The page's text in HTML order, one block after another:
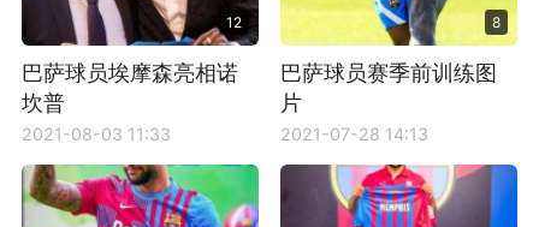
12
巴萨球员埃摩森亮相诺
坎普
2021-08-03 11:33
8
巴萨球员赛季前训练图
片
2021-07-28 14:13